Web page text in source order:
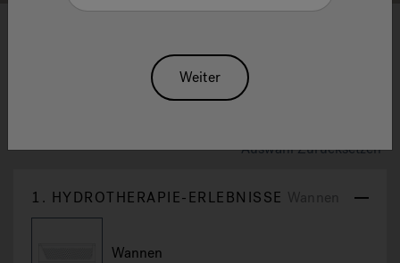
Dalma: Moderne Eck-
Auswahl Zurücksetzen
1. HYDROTHERAPIE-ERLEBNISSE Wannen
Wannen
Weiter